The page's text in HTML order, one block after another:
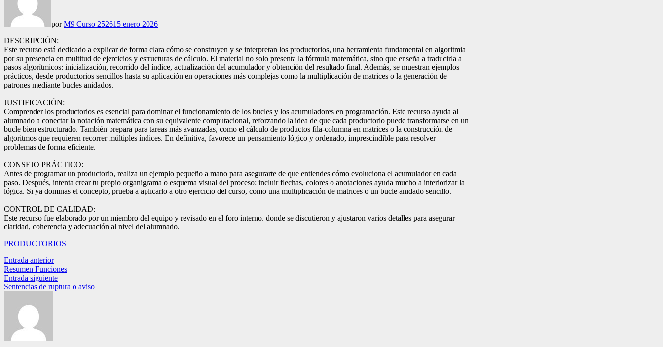
porM9 Curso 252615 enero 2026
DESCRIPCIÓN:
Este recurso está dedicado a explicar de forma clara cómo se construyen y se interpretan los productorios, una herramienta fundamental en algoritmia
por su presencia en multitud de ejercicios y estructuras de cálculo. El material no solo presenta la fórmula matemática, sino que enseña a traducirla a
pasos algorítmicos: inicialización, recorrido del índice, actualización del acumulador y obtención del resultado final. Además, se muestran ejemplos
prácticos, desde productorios sencillos hasta su aplicación en operaciones más complejas como la multiplicación de matrices o la generación de
patrones mediante bucles anidados.
JUSTIFICACIÓN:
Comprender los productorios es esencial para dominar el funcionamiento de los bucles y los acumuladores en programación. Este recurso ayuda al
alumnado a conectar la notación matemática con su equivalente computacional, reforzando la idea de que cada productorio puede transformarse en un
bucle bien estructurado. También prepara para tareas más avanzadas, como el cálculo de productos fila‑columna en matrices o la construcción de
algoritmos que requieren recorrer múltiples índices. En definitiva, favorece un pensamiento lógico y ordenado, imprescindible para resolver
problemas de forma eficiente.
CONSEJO PRÁCTICO:
Antes de programar un productorio, realiza un ejemplo pequeño a mano para asegurarte de que entiendes cómo evoluciona el acumulador en cada
paso. Después, intenta crear tu propio organigrama o esquema visual del proceso: incluir flechas, colores o anotaciones ayuda mucho a interiorizar la
lógica. Si ya dominas el concepto, prueba a aplicarlo a otro ejercicio del curso, como una multiplicación de matrices o un bucle anidado sencillo.
CONTROL DE CALIDAD:
Este recurso fue elaborado por un miembro del equipo y revisado en el foro interno, donde se discutieron y ajustaron varios detalles para asegurar
claridad, coherencia y adecuación al nivel del alumnado.
PRODUCTORIOS
Navegación
de
entradas
Entrada anteriorEntrada
anterior:
Resumen Funciones
Entrada siguienteEntrada
siguiente:
Sentencias de ruptura o aviso